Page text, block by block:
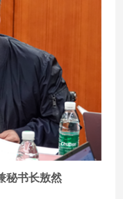
秘书长敖然